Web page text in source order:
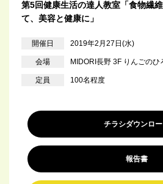
第5回健康生活の達人教室「食物繊
て、美容と健康に」
開催日 2019年2月27日(水)
会場 MIDORI長野 3F りんごのひ
定員 100名程度
チラシダウンロ
報告書